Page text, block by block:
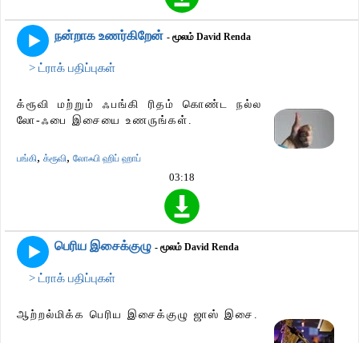
நன்றாக உணர்கிறேன் - மூலம் David Renda
> ட்ராக் பதிப்புகள்
க்ரூவி மற்றும் ஃபங்கி ரிதம் கொண்ட நல்ல
லோ-ஃபை இசையை உணருங்கள்.
பங்கி, க்ரூவி, லோஃபி ஹிப் ஹாப்
03:18
பெரிய இசைக்குழு - மூலம் David Renda
> ட்ராக் பதிப்புகள்
ஆற்றல்மிக்க பெரிய இசைக்குழு ஜாஸ் இசை.